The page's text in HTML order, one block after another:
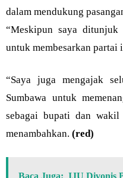
dalam mendukung
“Meskipun saya
untuk membesarkan partai
“Saya juga mengajak
Sumbawa untuk
sebagai bupati dan
menambahkan. (red)
Baca Juga: IJU Divonis